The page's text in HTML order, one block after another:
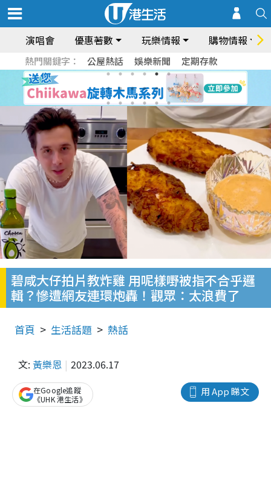
演唱會 優惠著數 玩樂情報 購物情報
熱門關鍵字： 公屋熱話 娛樂新聞 定期存款
碧咸大仔拍片教炸雞 用呢樣嘢被指不合乎邏
輯？慘遭網友連環炮轟！觀眾：太浪費了
首頁 生活話題 熱話
文: 黃樂恩 2023.06.17
用 App 睇文
在Google追蹤
《UHK 港生活》